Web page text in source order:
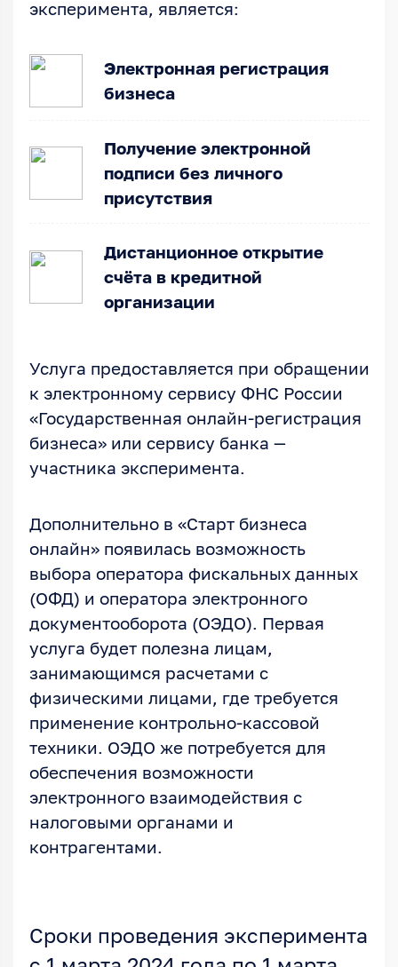
эксперимента, является:
Электронная регистрация
бизнеса
Получение электронной
подписи без личного
присутствия
Дистанционное открытие
счёта в кредитной
организации
Услуга предоставляется при обращении
к электронному сервису ФНС России
«Государственная онлайн-регистрация
бизнеса» или сервису банка —
участника эксперимента.
Дополнительно в «Старт бизнеса
онлайн» появилась возможность
выбора оператора фискальных данных
(ОФД) и оператора электронного
документооборота (ОЭДО). Первая
услуга будет полезна лицам,
занимающимся расчетами с
физическими лицами, где требуется
применение контрольно-кассовой
техники. ОЭДО же потребуется для
обеспечения возможности
электронного взаимодействия с
налоговыми органами и
контрагентами.
Сроки проведения эксперимента